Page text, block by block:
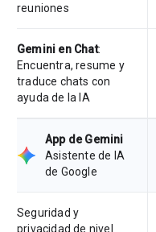
reuniones
Gemini en Chat:
Encuentra, resume y
traduce chats con
ayuda de la IA
App de Gemini
Asistente de IA
de Google
Seguridad y
privacidad de nivel